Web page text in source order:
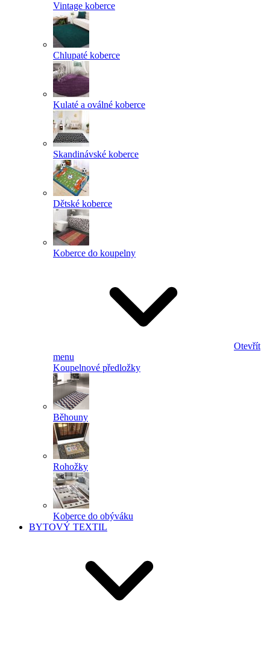
Vintage koberce
Chlupaté koberce
Kulaté a oválné koberce
Skandinávské koberce
Dětské koberce
Koberce do koupelny
Otevřít
menu
Koupelnové předložky
Běhouny
Rohožky
Koberce do obýváku
BYTOVÝ TEXTIL